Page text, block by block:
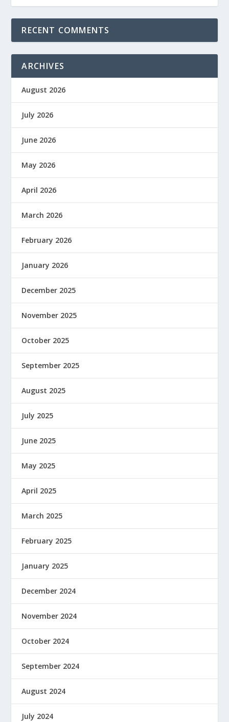
RECENT COMMENTS
ARCHIVES
August 2026
July 2026
June 2026
May 2026
April 2026
March 2026
February 2026
January 2026
December 2025
November 2025
October 2025
September 2025
August 2025
July 2025
June 2025
May 2025
April 2025
March 2025
February 2025
January 2025
December 2024
November 2024
October 2024
September 2024
August 2024
July 2024